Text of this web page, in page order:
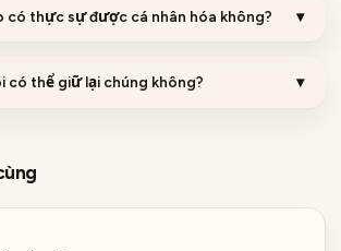
có thực sự được cá nhân hóa không? ▾
có thể giữ lại chúng không? ▾